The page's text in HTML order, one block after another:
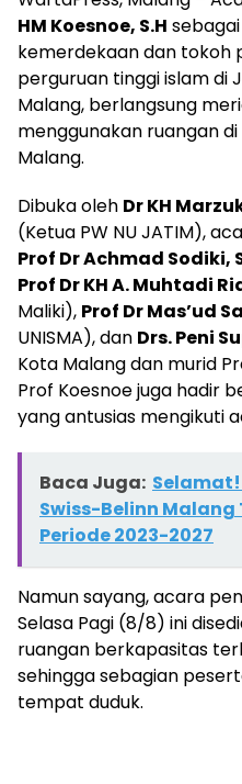
HM Koesnoe, S.H
kemerdekaan dan tokoh
perguruan tinggi islam di
Malang, berlangsung
menggunakan ruangan di
Malang.
Dibuka oleh Dr KH
(Ketua PW NU JATIM),
Prof Dr Achmad Sodiki,
Prof Dr KH A. Muhtadi
Maliki), Prof Dr Mas’ud
UNISMA), dan Drs. Peni
Kota Malang dan murid
Prof Koesnoe juga hadir
yang antusias mengikuti
Baca Juga: Selamat!
Swiss-Belinn
Periode 2023-2027
Namun sayang, acara
Selasa Pagi (8/8) ini
ruangan berkapasitas
sehingga sebagian
tempat duduk.